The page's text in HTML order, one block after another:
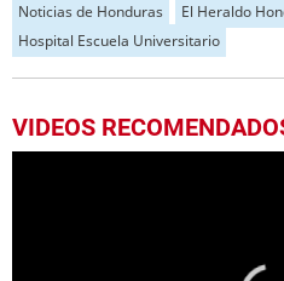
Noticias de Honduras El Heraldo
Hospital Escuela Universitario
VIDEOS